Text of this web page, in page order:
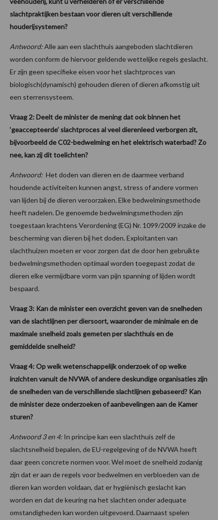
slachtpraktijken bestaan voor dieren uit verschillende
houderijsystemen?
Antwoord:Alle aan een slachthuis aangeboden slachtdieren
worden conform de hiervoor geldende wettelijke regels geslacht.
Er zijn geen specifieke eisen voor het slachtproces van
biologisch(dynamisch) gehouden dieren of dieren afkomstig uit
een sterrensysteem.
Vraag 2: Deelt de minister de mening dat ook binnen het
‘geaccepteerde’ slachtproces al veel dierenleed verborgen zit,
bijvoorbeeld de C02-bedwelming en het elektrisch waterbad? Zo
nee, kan zij dit toelichten?
Antwoord: Het doden van dieren en de daarmee verband
houdende activiteiten kunnen angst, stress of andere vormen
van lijden bij de dieren veroorzaken. Elke bedwelmingsmethode
heeft nadelen. De genoemde bedwelmingsmethoden zijn
toegestaan krachtens Verordening (EG) Nr. 1099/2009 inzake de
bescherming van dieren bij het doden. Exploitanten van
slachthuizen moeten er voor zorgen dat de door hen gebruikte
bedwelmingsmethoden optimaal worden toegepast zodat de
dieren elke vermijdbare vorm van pijn spanning of lijden wordt
bespaard.
Vraag 3: Kan de minister een overzicht geven van de snelheden
van de slachtlijnen per diersoort, waaronder de minimale en de
maximale snelheid zoals gemeten per slachthuis en de
gemiddelde snelheid?
Vraag 4: Op welk wetenschappelijk onderzoek of op welke
inzichten vanuit de NVWA of andere deskundige organisaties zijn
de snelheden van de verschillende slachtlijnen gebaseerd? Kan
de minister deze onderzoeken of aanbevelingen aan de Kamer
sturen?
Antwoord 3 en 4: In principe kan een slachthuis zelf de
slachtsnelheid bepalen, de EU-regelgeving of de NVWA heeft
daar geen concrete normen voor. Wel moet de snelheid zodanig
zijn dat er aan de regels voor bedwelmen en verbloeden van de
dieren kan worden voldaan, dat er hygiënisch geslacht kan
worden en dat de keuring na het slachten onder adequate
omstandigheden kan worden uitgevoerd. Daarnaast spelen